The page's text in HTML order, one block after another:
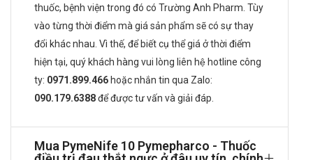
Hội chứng Raynaud nguyên phát hoặc thứ phát.
Cách dùng PymeNife 10 như thế nào?
Sản phẩm dùng đường uống.
Liều dùng PymeNife 10 được khuyến cáo
Bệnh đau thắt ngực do co mạch (kiểu Prinzmetal): 10-20mg x
thuốc, bệnh viện trong đó có Trường Anh Pharm. Tùy
vào từng thời điểm mà giá sản phẩm sẽ có sự thay
đổi khác nhau. Vì thế, để biết cụ thể giá ở thời điểm
hiện tại, quý khách hàng vui lòng liên hệ hotline công
ty: 0971.899.466 hoặc nhắn tin qua Zalo:
090.179.6388để được tư vấn và giải đáp.
Mua PymeNife 10 Pymepharco - Thuốc